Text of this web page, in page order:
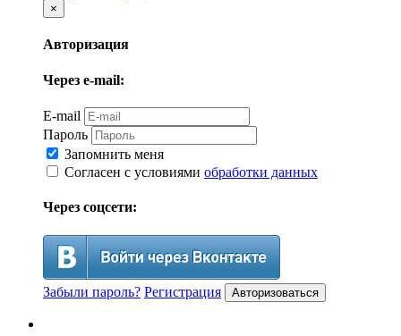
×
Авторизация
Через e-mail:
E-mail
Пароль
Запомнить меня
Согласен с условиями обработки данных
Через соцсети:
Забыли пароль? Регистрация Авторизоваться